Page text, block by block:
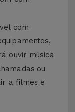
com
ouvir música
ou
a filmes e